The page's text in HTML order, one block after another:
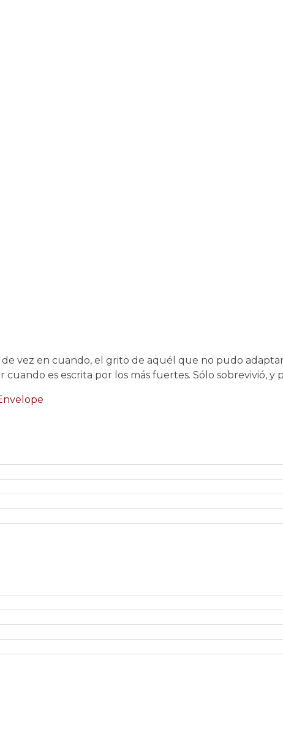
de vez en cuando, el grito de aquél que no pudo
cuando es escrita por los más fuertes. Sólo sobrevivió,